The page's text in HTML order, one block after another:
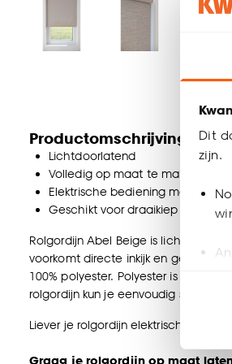
Dit
zijn.
Klik
Productomschrijving
Lichtdoorlatend
Volledig op maat te maken
Elektrische bediening mogelijk
Geschikt voor draaikiep ramen
Rolgordijn Abel Beige is
voorkomt directe inkijk en geeft
100% polyester. Polyester is een
rolgordijn kun je eenvoudig
Liever je rolgordijn elektrisch
Graag je rolgordijn op maat